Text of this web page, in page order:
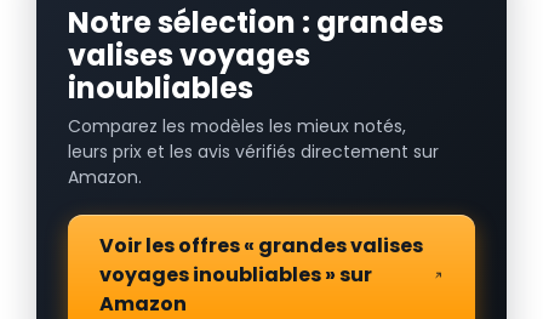
Notre sélection : grandes
valises voyages
inoubliables
Comparez les modèles les mieux notés,
leurs prix et les avis vérifiés directement sur
Amazon.
Voir les offres « grandes valises
voyages inoubliables » sur
Amazon